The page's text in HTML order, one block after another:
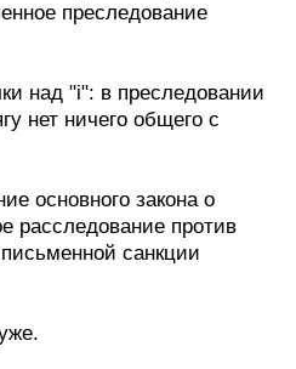
преследование
над "i": в преследовании
нет ничего общего с
основного закона о
расследование против
санкции